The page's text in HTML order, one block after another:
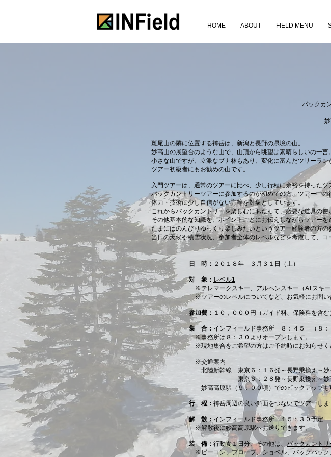
HOME ABOUT FIELD MENU
バックカ
斑尾山の隣に位置する袴岳は、新潟と長野の県境の山。
妙高山の展望台のような山で、山頂から眺望は素晴らしいの一言。
小さな山ですが、立派なブナ林もあり、変化に富んだツリーラン
ツアー初級者にもお勧めの山です。
入門ツアーは、通常のツアーに比べ、少し行程に余裕を持ったツ
バックカントリーツアーに参加するのが初めての方、ツアー中
体力・技術に少し自信がない方等を対象としています。
これからバックカントリーを楽しむにあたって、必要な道具の使
その他基本的な知識を、ポイントごとにお伝えしながらツアーを
たまにはのんびりゆっくり楽しみたいというツアー経験者の方の
当日の天候や積雪状況、参加者全体のレベルなどを考慮して、コ
日 時： ２０１８年 ３月３１日（土）
対 象： レベル1
※テレマークスキー、アルペンスキー（ATスキ
※ツアーのレベルについてなど、お気軽にお問い
参加費： １０，０００円（ガイド料、保険料を含む
集 合： インフィールド事務所 ８：４５ （８：
※事務所は８：３０よりオープンします。
※現地集合をご希望の方はご予約時にお知らせく
※交通案内
北陸新幹線 東京６：１６発～長野乗換え～妙
東京６：２８発～長野乗換え～妙高
妙高高原駅（９：００頃）でのピックアップも
行 程： 袴岳周辺の良い斜面をつないでツアーしま
解 散： インフィールド事務所 １５：３０予定
※解散後に妙高高原駅へお送りできます。
装 備： 行動食１日分、その他は、 バックカント
※ビーコン、プローブ、ショベル、バックパック